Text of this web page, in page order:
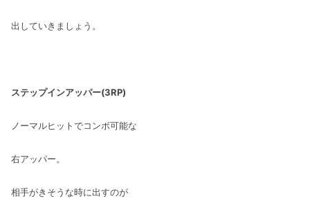
出していきましょう。
ステップインアッパー(3RP)
ノーマルヒットでコンボ可能な
右アッパー。
相手がきそうな時に出すのが